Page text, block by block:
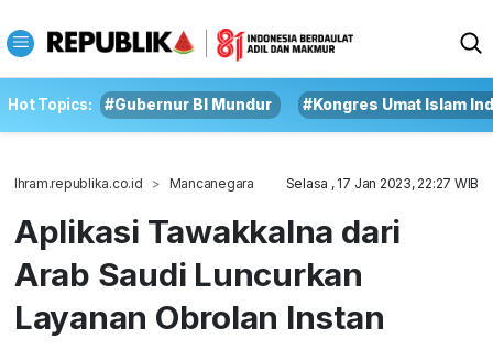
Hot Topics: #Gubernur BI Mundur #Kongres Umat Islam
Ihram.republika.co.id Mancanegara Selasa , 17 Jan 2023, 22:27 WIB
Aplikasi Tawakkalna dari
Arab Saudi Luncurkan
Layanan Obrolan Instan